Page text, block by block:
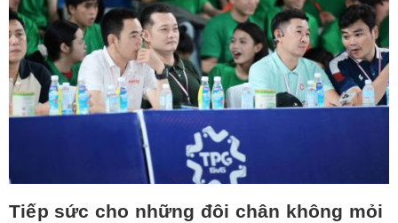
Tiếp sức cho những đôi chân không mỏi